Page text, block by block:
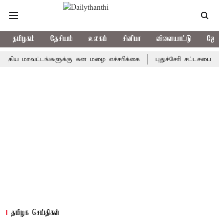
தமிழகம் தேசியம் உலகம் சினிமா விளையாட்டு
கன மழை எச்சரிக்கை புதுச்சேரி சட்டசபையில்
தமிழக செய்திகள்